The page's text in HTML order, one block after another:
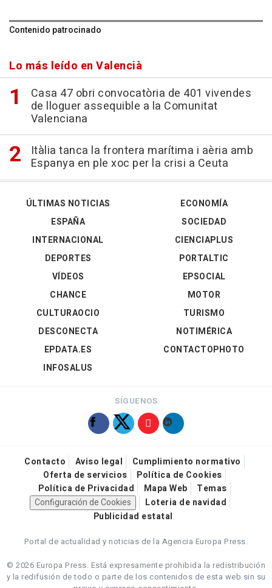
Contenido patrocinado
Lo más leído en Valencià
Casa 47 obri convocatòria de 401 vivendes
de lloguer assequible a la Comunitat
Valenciana
Itàlia tanca la frontera marítima i aèria amb
Espanya en ple xoc per la crisi a Ceuta
ÚLTIMAS NOTICIAS
ESPAÑA
INTERNACIONAL
DEPORTES
VÍDEOS
ECONOMÍA
SOCIEDAD
CIENCIAPLUS
PORTALTIC
EPSOCIAL
CHANCE
CULTURAOCIO
DESCONECTA
EPDATA.ES
INFOSALUS
MOTOR
TURISMO
NOTIMÉRICA
CONTACTOPHOTO
SÍGUENOS
Contacto Aviso legal
Cumplimiento normativo
Oferta de servicios
Política de Cookies
Política de Privacidad
Mapa Web
Temas
Configuración de Cookies
Loteria de navidad
Publicidad estatal
Portal de actualidad y noticias de la Agencia Europa Press.
© 2026 Europa Press. Está expresamente prohibida la redistribución
y la redifusión de todo o parte de los contenidos de esta web sin su